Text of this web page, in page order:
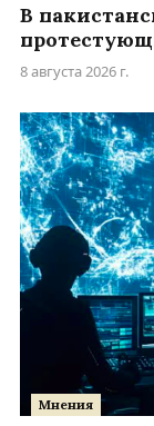
В
8 августа 2026 г.
Мнения